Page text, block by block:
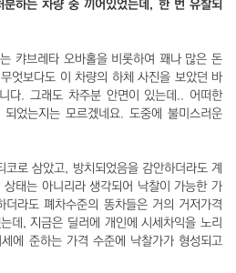
분하는 차량 중 끼어있었는데, 한 번 유찰되
캬브레타 오바홀을 비롯하여 꽤나 많은 돈
엇보다도 이 차량의 하체 사진을 보았던 바
다. 그래도 차주분 안면이 있는데.. 어떠한
었는지는 모르겠네요. 도중에 불미스러운
로 삼았고, 방치되었음을 감안하더라도 계
태는 아니리라 생각되어 낙찰이 가능한 가
라도 폐차수준의 똥차들은 거의 거저가격
데, 지금은 딜러에 개인에 시세차익을 노리
에 준하는 가격 수준에 낙찰가가 형성되고